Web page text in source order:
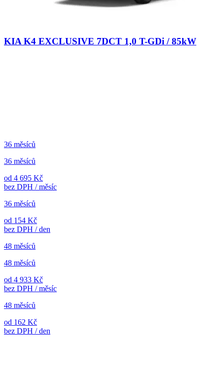
KIA K4 EXCLUSIVE 7DCT 1,0 T-GDi / 85kW
36 měsíců
36 měsíců
od 4 695 Kč
bez DPH / měsíc
36 měsíců
od 154 Kč
bez DPH / den
48 měsíců
48 měsíců
od 4 933 Kč
bez DPH / měsíc
48 měsíců
od 162 Kč
bez DPH / den